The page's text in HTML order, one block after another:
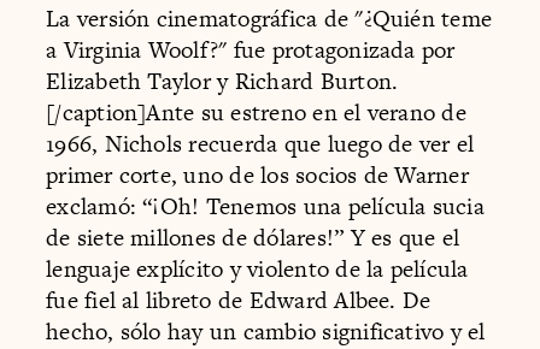
La versión cinematográfica de "¿Quién teme
a Virginia Woolf?" fue protagonizada por
Elizabeth Taylor y Richard Burton.
[/caption]Ante su estreno en el verano de
1966, Nichols recuerda que luego de ver el
primer corte, uno de los socios de Warner
exclamó: “¡Oh! Tenemos una película sucia
de siete millones de dólares!” Y es que el
lenguaje explícito y violento de la película
fue fiel al libreto de Edward Albee. De
hecho, sólo hay un cambio significativo y el